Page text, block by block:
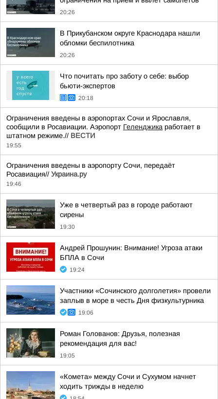
20:26
В Прикубанском округе Краснодара нашли
обломки беспилотника
20:26
Что почитать про заботу о себе: выбор
бьюти-экспертов
20:18
Ограничения введены в аэропортах Сочи и Ярославля,
сообщили в Росавиации. Аэропорт Геленджика работает в
штатном режиме.// ВЕСТИ
19:55
Ограничения введены в аэропорту Сочи, передаёт
Росавиация// Украина.ру
19:46
Уже в четвертый раз в городе работают
сирены
19:30
Андрей Прошунин: Внимание! Угроза атаки
БПЛА в Сочи
19:24
Участники «Сочинского долголетия» провели
заплыв в море в честь Дня физкультурника
19:06
Роман Голованов: Друзья, полезная
рекомендация для вас!
19:05
«Комета» между Сочи и Сухумом начнет
ходить трижды в неделю